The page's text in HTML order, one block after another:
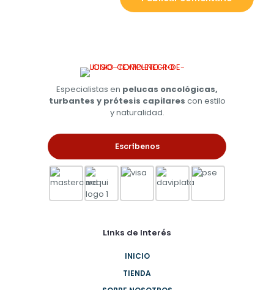
Especialistas en pelucas oncológicas,
turbantes y prótesis capilares con estilo
y naturalidad.
Escríbenos
Links de Interés
INICIO
TIENDA